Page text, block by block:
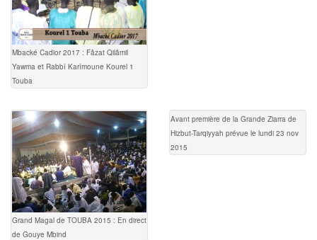
Mbacké Cadior 2017 : Fâzat Qilâmil
Yawma et Rabbî Karîmoune Kourel 1
Touba
Grand Magal de TOUBA 2015 : En direct
de Gouye Mbind
Avant première de la Grande Ziarra de
Hizbut-Tarqiyyah prévue le lundi 23 nov
2015